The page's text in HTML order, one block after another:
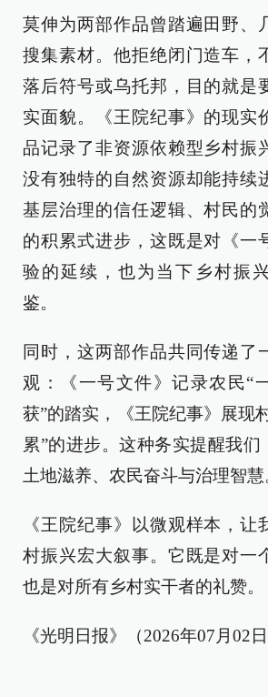
莫伸为两部作品曾踏遍田野、
搜集素材。他拒绝闭门造车，
落后符号或乌托邦，目的就是
实面貌。《王院纪事》的现实
品记录了非资源依赖型乡村振
没有独特的自然资源却能持续
基层治理的信任逻辑、村民的
的积累式进步，这既是对《一
验的延续，也为当下乡村振
鉴。
同时，这两部作品共同传递了
观：《一号文件》记录农民“
获”的踏实，《王院纪事》展现
累”的进步。这种务实提醒我们
土地滋养、农民奋斗与治理智慧
《王院纪事》以微观样本，让
村振兴宏大叙事。它既是对一
也是对所有乡村实干者的礼赞。
《光明日报》（2026年07月02日